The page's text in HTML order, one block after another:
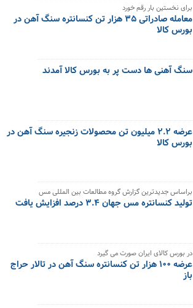
برای نخستین بار رقم خورد
معامله صادراتی ۳۵ هزار تن کنسانتره سنگ آهن در
بورس کالا
سنگ آهنی ها دست پر به بورس کالا آمدند
عرضه ۲.۲ میلیون تن محصولات زنجیره سنگ آهن در
بورس کالا
براساس جدیدترین گزارش گروه مطالعات بین المللی مس
تولید کنسانتره مس جهان ۳.۴ درصد افزایش یافت
در بورس کالای ایران صورت می گیرد
عرضه ۱۰۰ هزار تن کنسانتره سنگ آهن در تالار حراج
باز